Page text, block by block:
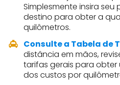
Simplesmente insira
destino para obter a
quilômetros.
Consulte a Tabela de
distância em mãos,
tarifas gerais para
dos custos por